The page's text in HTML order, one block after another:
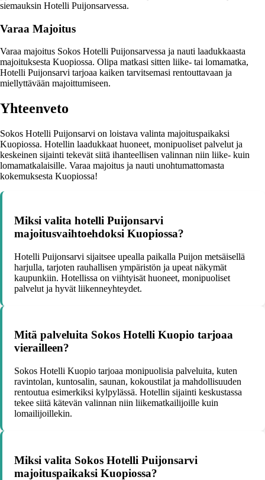
siemauksin Hotelli Puijonsarvessa.
Varaa Majoitus
Varaa majoitus Sokos Hotelli Puijonsarvessa ja nauti laadukkaasta
majoituksesta Kuopiossa. Olipa matkasi sitten liike- tai lomamatka,
Hotelli Puijonsarvi tarjoaa kaiken tarvitsemasi rentouttavaan ja
miellyttävään majoittumiseen.
Yhteenveto
Sokos Hotelli Puijonsarvi on loistava valinta majoituspaikaksi
Kuopiossa. Hotellin laadukkaat huoneet, monipuoliset palvelut ja
keskeinen sijainti tekevät siitä ihanteellisen valinnan niin liike- kuin
lomamatkalaisille. Varaa majoitus ja nauti unohtumattomasta
kokemuksesta Kuopiossa!
Miksi valita hotelli Puijonsarvi
majoitusvaihtoehdoksi Kuopiossa?
Hotelli Puijonsarvi sijaitsee upealla paikalla Puijon metsäisellä
harjulla, tarjoten rauhallisen ympäristön ja upeat näkymät
kaupunkiin. Hotellissa on viihtyisät huoneet, monipuoliset
palvelut ja hyvät liikenneyhteydet.
Mitä palveluita Sokos Hotelli Kuopio tarjoaa
vierailleen?
Sokos Hotelli Kuopio tarjoaa monipuolisia palveluita, kuten
ravintolan, kuntosalin, saunan, kokoustilat ja mahdollisuuden
rentoutua esimerkiksi kylpylässä. Hotellin sijainti keskustassa
tekee siitä kätevän valinnan niin liikematkailijoille kuin
lomailijoillekin.
Miksi valita Sokos Hotelli Puijonsarvi
majoituspaikaksi Kuopiossa?